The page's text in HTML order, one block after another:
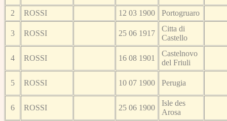
2 ROSSI 12 03 1900 Portogruaro
3 ROSSI 25 06 1917
Citta di
Castello
4 ROSSI 16 08 1901
Castelnovo
del Friuli
5 ROSSI 10 07 1900 Perugia
6 ROSSI 25 06 1900
Isle des
Arosa